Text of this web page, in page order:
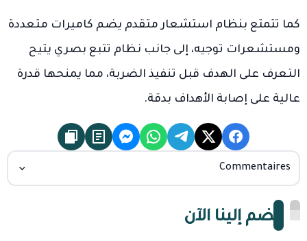
كما تتمتع بنظام استشعار متقدم يضم كاميرات متعددة
ومستشعرات توجيه، إلى جانب نظام تتبع بصري يتيح
التعرف على الهدف قبل تنفيذ الضربة، مما يمنحها قدرة
عالية على إصابة الأهداف بدقة.
Commentaires
انضم إلينا الآن